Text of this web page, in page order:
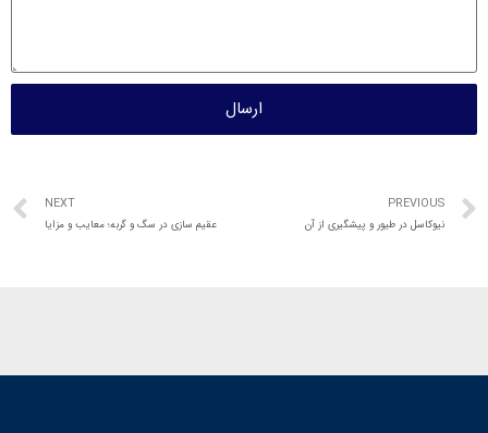
ارسال
PREVIOUS
نیوکاسل در طیور و پیشگیری از آن
NEXT
عقیم سازی در سگ و گربه؛ معایب و مزایا